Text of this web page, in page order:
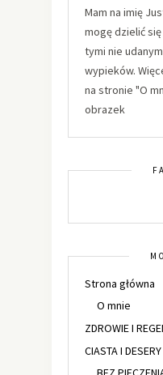
Mam na imię
mogę dzielić
tymi nie
wypieków.
na stronie "O
obrazek
Strona główna
O mnie
ZDROWIE I
CIASTA I DESERY